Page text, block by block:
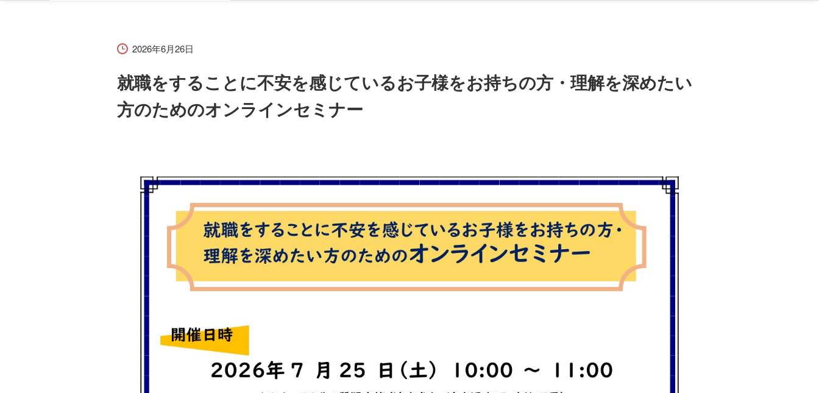
企業・採用担当者の方へ
就職データ 資格取得支援
キャリアセンターについて
2026年6月26日
就職をすることに不安を感じているお子様をお持ちの方・理解を深めたい
方のためのオンラインセミナー